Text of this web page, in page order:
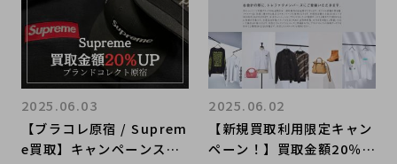
【ブラコレ原宿 / Suprem
e買取】キャンペーンスタ
2025.06.03
【新規買取利用限定キャン
ペーン！】買取金額20％U
2025.06.02